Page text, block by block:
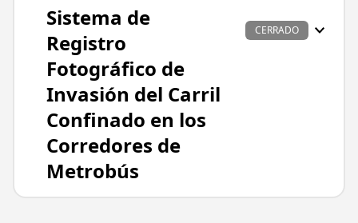
Sistema de
Registro
Fotográfico de
Invasión del Carril
Confinado en los
Corredores de
Metrobús
CERRADO